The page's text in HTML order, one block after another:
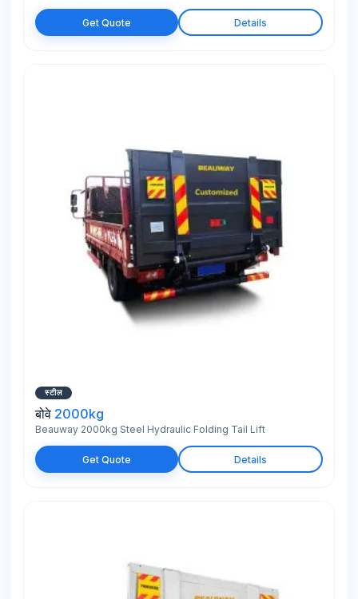
Get Quote Details
स्टील
बोवे 2000kg
Beauway 2000kg Steel Hydraulic Folding Tail Lift
Get Quote Details